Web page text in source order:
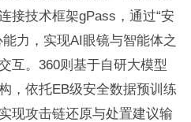
接技术框架gPass，通过“安
力，实现AI眼镜与智能体之
互。360则基于自研大模型
，依托EB级安全数据预训练
现攻击链还原与处置建议输